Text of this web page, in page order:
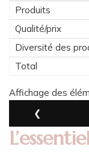
Produits
Qualité/prix
Diversité des
Total
Affichage des
❮